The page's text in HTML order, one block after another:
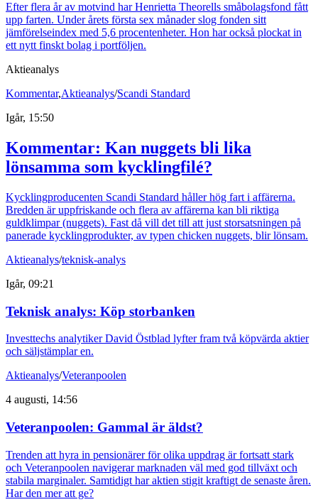
Efter flera år av motvind har Henrietta Theorells småbolagsfond fått
upp farten. Under årets första sex månader slog fonden sitt
jämförelseindex med 5,6 procentenheter. Hon har också plockat in
ett nytt finskt bolag i portföljen.
Aktieanalys
Kommentar,Aktieanalys/Scandi Standard
Igår, 15:50
Kommentar: Kan nuggets bli lika
lönsamma som kycklingfilé?
Kycklingproducenten Scandi Standard håller hög fart i affärerna.
Bredden är uppfriskande och flera av affärerna kan bli riktiga
guldklimpar (nuggets). Fast då vill det till att just storsatsningen på
panerade kycklingprodukter, av typen chicken nuggets, blir lönsam.
Aktieanalys/teknisk-analys
Igår, 09:21
Teknisk analys: Köp storbanken
Investtechs analytiker David Östblad lyfter fram två köpvärda aktier
och säljstämplar en.
Aktieanalys/Veteranpoolen
4 augusti, 14:56
Veteranpoolen: Gammal är äldst?
Trenden att hyra in pensionärer för olika uppdrag är fortsatt stark
och Veteranpoolen navigerar marknaden väl med god tillväxt och
stabila marginaler. Samtidigt har aktien stigit kraftigt de senaste åren.
Har den mer att ge?